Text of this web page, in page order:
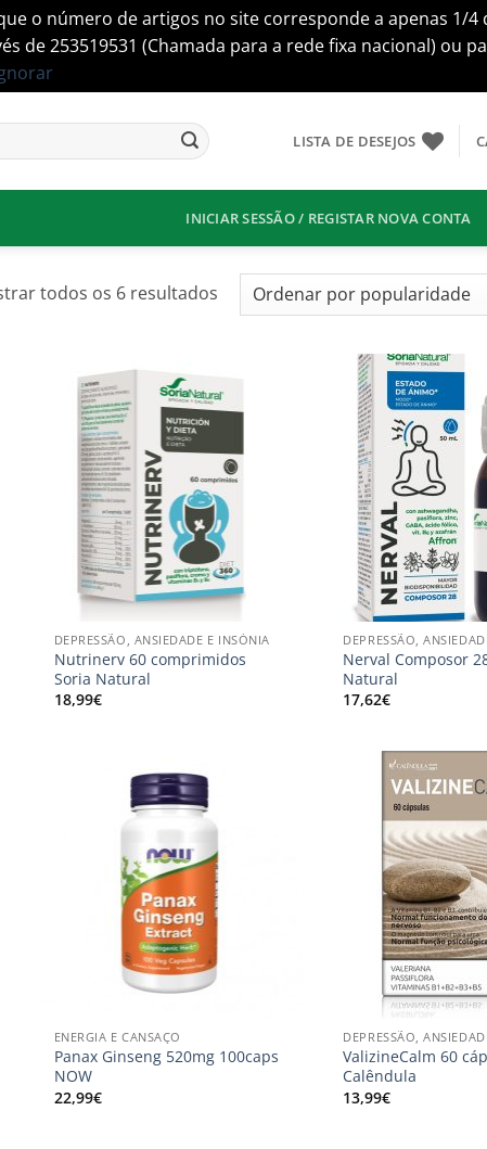
o número de artigos no site corresponde a apenas 1/
253519531 (Chamada para a rede fixa nacional) ou
LISTA DE DESEJOS
INICIAR SESSÃO / REGISTAR NOVA CONTA
todos os 6 resultadosOrdenado
por
Adicionar
desejos
DEPRESSÃO, ANSIEDADE E INSÓNIA
Nutrinerv 60 comprimidos
Soria Natural
18,99€
DEPRESSÃO,
Nerval Composor
Natural
17,62€
ENERGIA E CANSAÇO
Panax Ginseng 520mg 100caps
NOW
22,99€
DEPRESSÃO,
ValizineCalm 60
Calêndula
13,99€